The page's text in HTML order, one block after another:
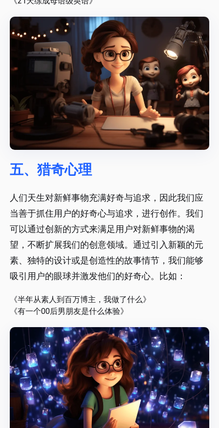
五、猎奇心理
人们天生对新鲜事物充满好奇与追求，因此我们应
当善于抓住用户的好奇心与追求，进行创作。我们
可以通过创新的方式来满足用户对新鲜事物的渴
望，不断扩展我们的创意领域。通过引入新颖的元
素、独特的设计或是创造性的故事情节，我们能够
吸引用户的眼球并激发他们的好奇心。比如：
《半年从素人到百万博主，我做了什么》
《有一个00后男朋友是什么体验》